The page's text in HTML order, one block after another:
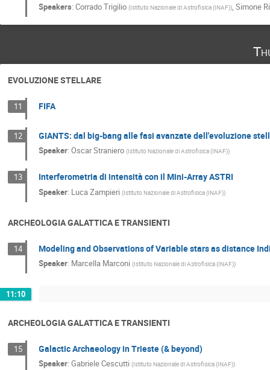
Speakers:Corrado Trigilio (Istituto Nazionale di Astrofisica (INAF)),Simone
EVOLUZIONE STELLARE
11 FIFA
12 GIANTS: dal big-bang alle fasi avanzate dell'evoluzione
Speaker:Oscar Straniero (Istituto Nazionale di Astrofisica (INAF))
13 Interferometria di intensità con il Mini-Array ASTRI
Speaker: Luca Zampieri (Istituto Nazionale di Astrofisica (INAF))
ARCHEOLOGIA GALATTICA E TRANSIENTI
14 Modeling and Observations of Variable stars as distance
Speaker: Marcella Marconi (Istituto Nazionale di Astrofisica (INAF))
11:10
ARCHEOLOGIA GALATTICA E TRANSIENTI
15 Galactic Archaeology in Trieste (& beyond)
Speaker:Gabriele Cescutti (Istituto Nazionale di Astrofisica (INAF))